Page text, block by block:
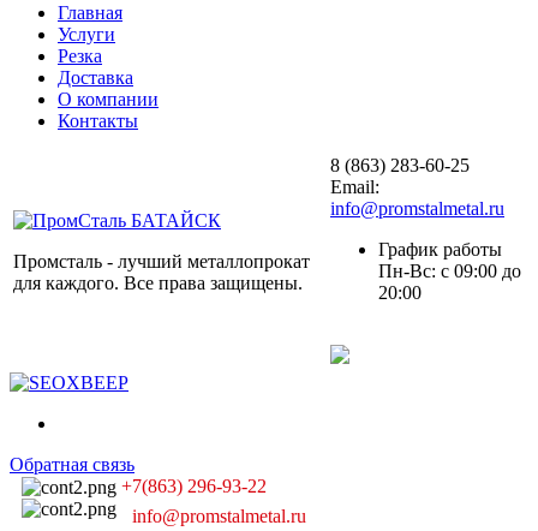
Главная
Услуги
Резка
Доставка
О компании
Контакты
Промсталь - лучший металлопрокат
для каждого. Все права защищены.
8 (863) 283-60-25
Email:
info@promstalmetal.ru
График работы
Пн-Вс: с 09:00 до
20:00
Обратная связь
+7(863) 296-93-22
info@promstalmetal.ru